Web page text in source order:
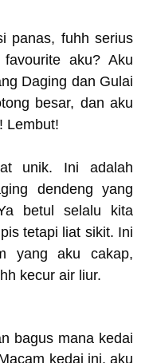
panas, fuhh serius
aku? Aku
Daging dan Gulai
besar, dan aku
Lembut!
unik. Ini adalah
dendeng yang
betul selalu kita
tetapi liat sikit. Ini
yang aku cakap,
kecur air liur.
bagus mana kedai
kedai ini, aku